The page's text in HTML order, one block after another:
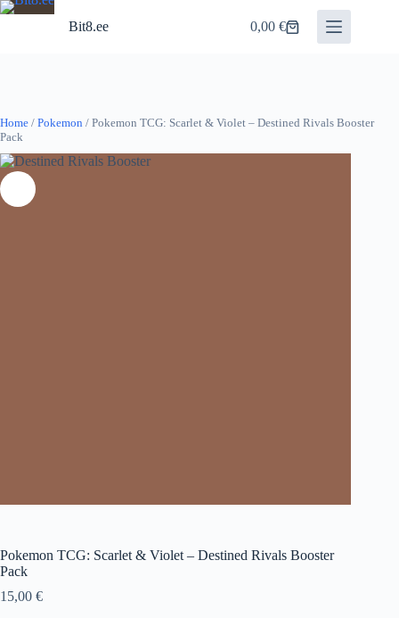
Skip
Bit8.ee
Shopping
0,00€
Home / Pokemon / Pokemon TCG: Scarlet & Violet – Destined Rivals Booster
Pack
Pokemon TCG: Scarlet & Violet – Destined Rivals Booster
Pack
15,00 €